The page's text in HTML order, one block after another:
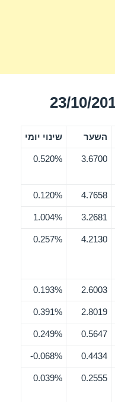
השער שינוי יומי
3.6700
0.520%
4.7658
0.120%
3.2681
1.004%
4.2130
0.257%
2.6003
0.193%
2.8019
0.391%
0.5647
0.249%
0.4434
0.068%-
0.2555
0.039%